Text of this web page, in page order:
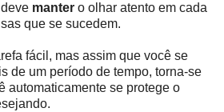
manter o olhar atento em cada
que se sucedem.
fácil, mas assim que você se
de um período de tempo, torna-se
automaticamente se protege o